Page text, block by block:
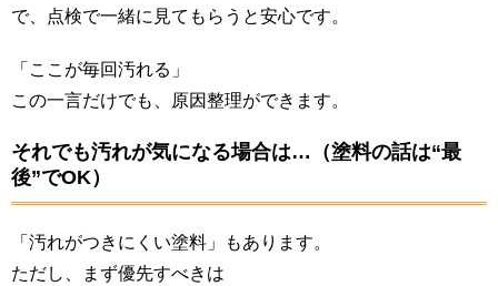
で、点検で一緒に見てもらうと安心です。
「ここが毎回汚れる」
この一言だけでも、原因整理ができます。
それでも汚れが気になる場合は…（塗料の話は“最
後”でOK）
「汚れがつきにくい塗料」もあります。
ただし、まず優先すべきは